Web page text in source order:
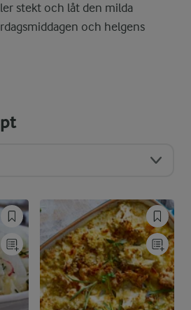
stekt och låt den milda
och helgens
Blomkål bör förvaras i kylskåp i